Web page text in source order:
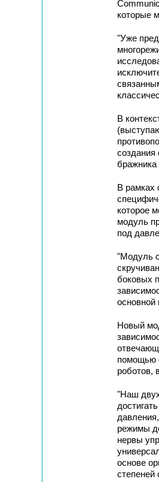
которые
"Уже
В
В рамках
которое
модуль
под
"Модуль
боковых
Новый
помощью
роботов,
"Наш
режимы
нервы
основе
степеней